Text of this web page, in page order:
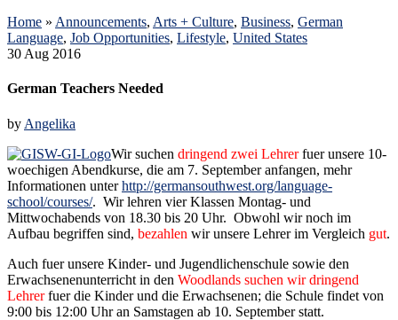
Home » Announcements, Arts + Culture, Business, German
Language, Job Opportunities, Lifestyle, United States
30 Aug 2016
German Teachers Needed
by Angelika
Wir suchen dringend zwei Lehrerfuer unsere 10-
woechigen Abendkurse, die am 7. September anfangen, mehr
Informationen unterhttp://germansouthwest.org/language-
school/courses/. Wir lehren vier Klassen Montag- und
Mittwochabends von 18.30 bis 20 Uhr. Obwohl wir noch im
Aufbau begriffen sind, bezahlen wir unsere Lehrer im Vergleich gut.
Auch fuer unsere Kinder- und Jugendlichenschule sowie den
Erwachsenenunterricht in den Woodlands suchen wir dringend
Lehrerfuer die Kinder und die Erwachsenen; die Schule findet von
9:00 bis 12:00 Uhr an Samstagen ab 10. September statt.